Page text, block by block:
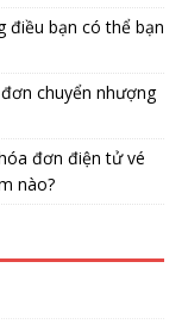
điều bạn có thể bạn
chuyển nhượng
đơn điện tử vé
nào?